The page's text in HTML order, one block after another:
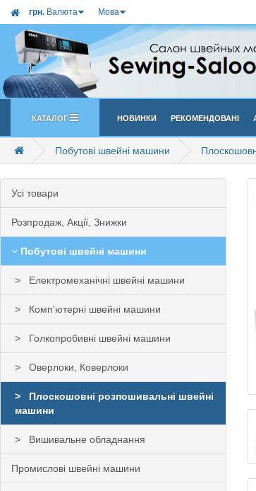
грн. Валюта Мова
Каталог Новинки Рекомендовані
Побутові швейні машини
Усi товари
Розпродаж, Акції, Знижки
Побутові швейні машини
Електромеханічні швейні машини
Комп'ютерні швейні машини
Голкопробивні швейні машини
Оверлоки, Коверлоки
Плоскошовні розпошивальні швейні
машини
Вишивальне обладнання
Промислові швейні машини